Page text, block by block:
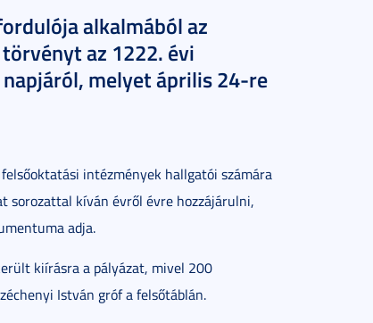
alkalmából az
az 1222. évi
melyet április 24-re
intézmények hallgatói számára
sorozattal kíván évről évre hozzájárulni,
adja.
kiírásra a pályázat, mivel 200
István gróf a felsőtáblán.